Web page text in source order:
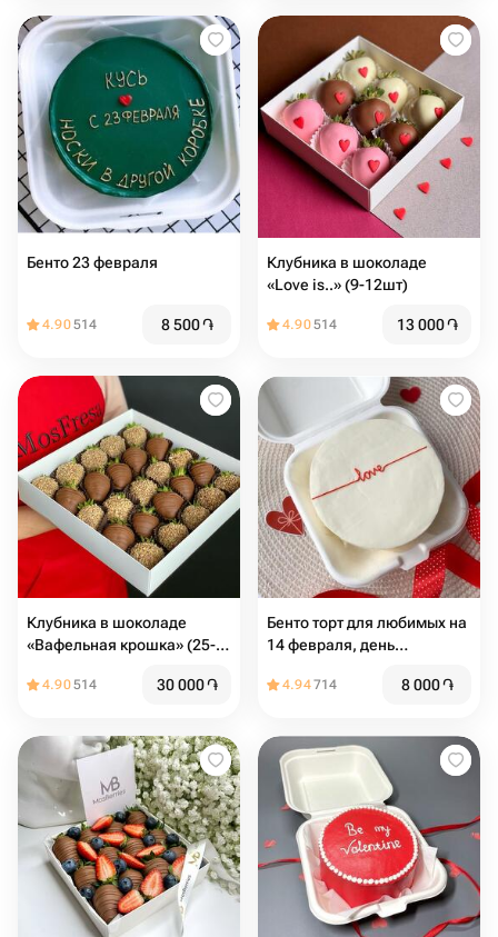
Бенто 23 февраля️
4.90514 8 500֏
Клубника в шоколаде
«Love is..» (9-12шт)
4.90514 13 000֏
Клубника в шоколаде
«Вафельная крошка» (25-
4.90514 30 000֏
Бенто торт для любимых на
14 февраля, день
4.94714 8 000֏